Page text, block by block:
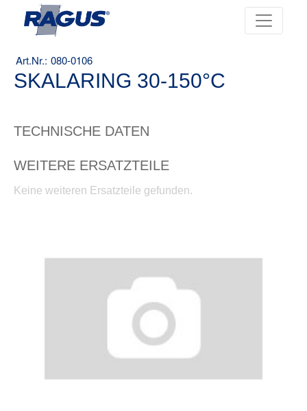
080-0106
SKALARING 30-150°C
TECHNISCHE DATEN
WEITERE ERSATZTEILE
Keine weiteren Ersatzteile gefunden.